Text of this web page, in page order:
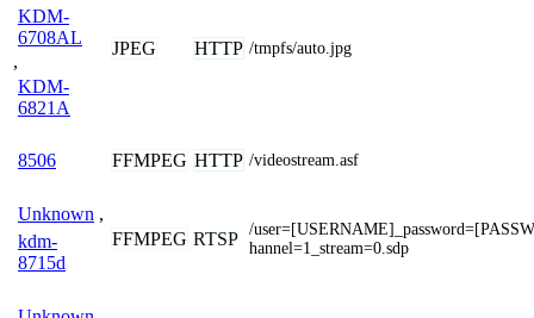
KDM-
6708AL
,
KDM-
6821A
JPEG HTTP /tmpfs/auto.jpg
8506 FFMPEG HTTP /videostream.asf
Unknown ,
kdm-
8715d
FFMPEG RTSP /
hannel=1_stream=0.sdp